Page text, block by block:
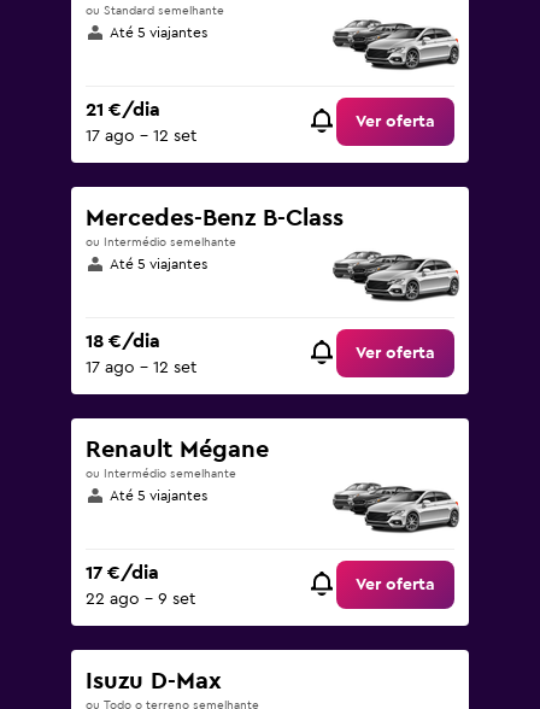
ou Standard semelhante
Até 5 viajantes
21 €/dia
17 ago – 12 set
Ver oferta
Mercedes-Benz B-Class
ou Intermédio semelhante
Até 5 viajantes
18 €/dia
17 ago – 12 set
Ver oferta
Renault Mégane
ou Intermédio semelhante
Até 5 viajantes
17 €/dia
22 ago – 9 set
Ver oferta
Isuzu D-Max
ou Todo o terreno semelhante